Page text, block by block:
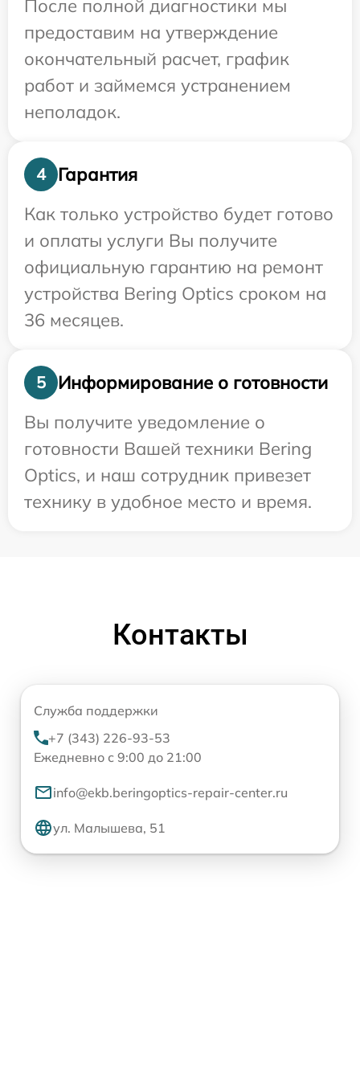
После полной диагностики мы
предоставим на утверждение
окончательный расчет, график
работ и займемся устранением
неполадок.
4
Гарантия
Как только устройство будет готово
и оплаты услуги Вы получите
официальную гарантию на ремонт
устройства Bering Optics сроком на
36 месяцев.
5
Информирование о готовности
Вы получите уведомление о
готовности Вашей техники Bering
Optics, и наш сотрудник привезет
технику в удобное место и время.
Контакты
Служба поддержки
+7 (343) 226-93-53
Ежедневно с 9:00 до 21:00
info@ekb.beringoptics-repair-center.ru
ул. Малышева, 51